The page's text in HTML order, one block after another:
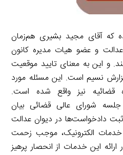
که آقای مجید بشیری هم‌زمان
و عضو هیات مدیره کانون
و این به معنای تایید موقعیت
نسیم است. این مسئله مورد
نیز واقع شده است.
شورای عالی قضائی بیان
دادخواست‌ها در دیوان عدالت
خدمات الکترونیک، موجب زحمت
این خدمات از انحصار پرهیز